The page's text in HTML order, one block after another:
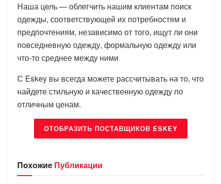
Наша цель — облегчить нашим клиентам поиск
одежды, соответствующей их потребностям и
предпочтениям, независимо от того, ищут ли они
повседневную одежду, формальную одежду или
что-то среднее между ними
С Eskey вы всегда можете рассчитывать на то, что
найдете стильную и качественную одежду по
отличным ценам.
ОТОБРАЗИТЬ ПОСТАВЩИКОВ ESKEY
Похожие Публикации
БРЕНДЫ